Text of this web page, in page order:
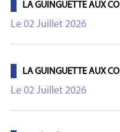
LA GUINGUETTE AUX
Le 02 Juillet 2026
LA GUINGUETTE AUX
Le 02 Juillet 2026